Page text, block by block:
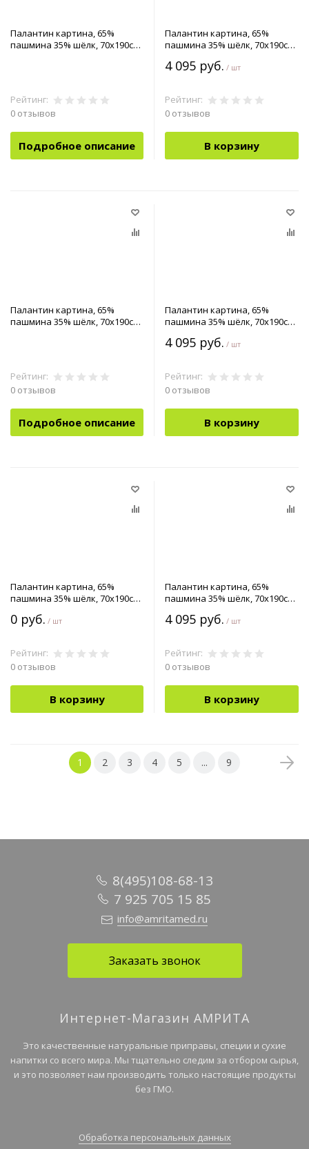
Палантин картина, 65%
пашмина 35% шёлк, 70x190см
Рейтинг:
0 отзывов
Подробное описание
Палантин картина, 65%
пашмина 35% шёлк, 70x190см
4 095 руб. / шт
Рейтинг:
0 отзывов
В корзину
Палантин картина, 65%
пашмина 35% шёлк, 70x190см
Рейтинг:
0 отзывов
Подробное описание
Палантин картина, 65%
пашмина 35% шёлк, 70x190см
4 095 руб. / шт
Рейтинг:
0 отзывов
В корзину
Палантин картина, 65%
пашмина 35% шёлк, 70x190см
0 руб. / шт
Рейтинг:
0 отзывов
В корзину
Палантин картина, 65%
пашмина 35% шёлк, 70x190см
4 095 руб. / шт
Рейтинг:
0 отзывов
В корзину
1 2 3 4 5 ... 9
8(495)108-68-13
7 925 705 15 85
info@amritamed.ru
Заказать звонок
Интернет-Магазин АМРИТА
Это качественные натуральные приправы, специи и сухие
напитки со всего мира. Мы тщательно следим за отбором сырья,
и это позволяет нам производить только настоящие продукты
без ГМО.
Обработка персональных данных